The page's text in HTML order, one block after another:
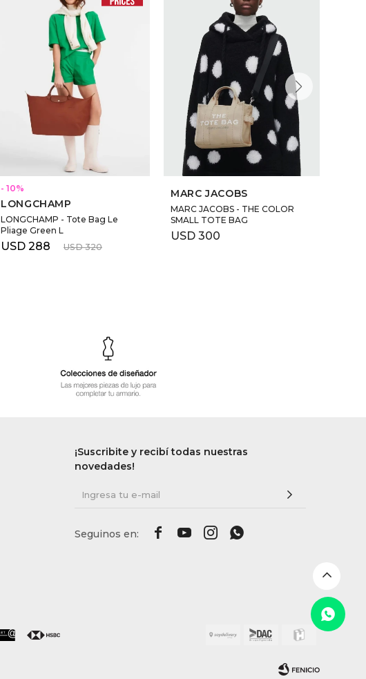
10
LONGCHAMP
LONGCHAMP - Tote Bag Le
Pliage Green L
USD 288 USD 320
MARC JACOBS
MARC JACOBS - THE COLOR
SMALL TOTE BAG
USD 300
¡Suscribite y recibí todas nuestras
novedades!
   